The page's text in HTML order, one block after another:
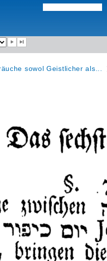
sowol Geistlicher als...